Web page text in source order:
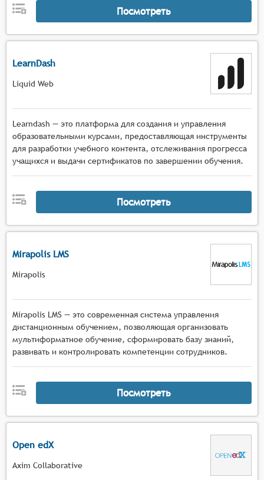
Посмотреть
LearnDash
Liquid Web
Learndash — это платформа для создания и управления
образовательными курсами, предоставляющая инструменты
для разработки учебного контента, отслеживания прогресса
учащихся и выдачи сертификатов по завершении обучения.
Посмотреть
Mirapolis LMS
Mirapolis
Mirapolis LMS — это современная система управления
дистанционным обучением, позволяющая организовать
мультиформатное обучение, сформировать базу знаний,
развивать и контролировать компетенции сотрудников.
Посмотреть
Open edX
Axim Collaborative